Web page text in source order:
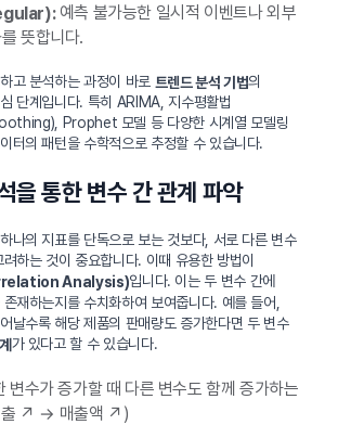
예측 불가능한 일시적 이벤트나 외부
뜻합니다.
고 분석하는 과정이 바로 트렌드 분석 기법의
단계입니다. 특히 ARIMA, 지수평활법
Prophet 모델 등 다양한 시계열 모델링
터의 패턴을 수학적으로 추정할 수 있습니다.
을 통한 변수 간 관계 파악
나의 지표를 단독으로 보는 것보다, 서로 다른 변수
하는 것이 중요합니다. 이때 유용한 방법이
Analysis)입니다. 이는 두 변수 간에
재하는지를 수치화하여 보여줍니다. 예를 들어,
날수록 해당 제품의 판매량도 증가한다면 두 변수
가 있다고 할 수 있습니다.
변수가 증가할 때 다른 변수도 함께 증가하는
출 ↗ → 매출액 ↗)